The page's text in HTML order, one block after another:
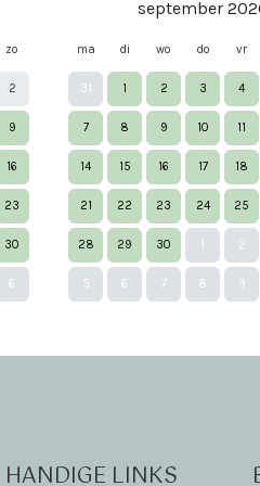
zo
2
9
16
23
30
6
september
ma di wo do vr
31 1 2 3 4
7 8 9 10 11
14 15 16 17 18
21 22 23 24 25
28 29 30 2
5 6 7 8 9
HANDIGE LINKS